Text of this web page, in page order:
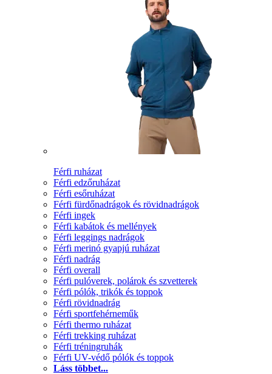
Férfi ruházat
Férfi edzőruházat
Férfi esőruházat
Férfi fürdőnadrágok és rövidnadrágok
Férfi ingek
Férfi kabátok és mellények
Férfi leggings nadrágok
Férfi merinó gyapjú ruházat
Férfi nadrág
Férfi overall
Férfi pulóverek, polárok és szvetterek
Férfi pólók, trikók és toppok
Férfi rövidnadrág
Férfi sportfehérneműk
Férfi thermo ruházat
Férfi trekking ruházat
Férfi tréningruhák
Férfi UV-védő pólók és toppok
Láss többet...